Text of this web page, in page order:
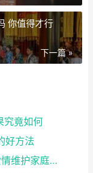
你值得才行
下一篇 »
究竟如何
好方法
和合姻缘：道士送仙科仪帮你挽回爱情维护家庭完整